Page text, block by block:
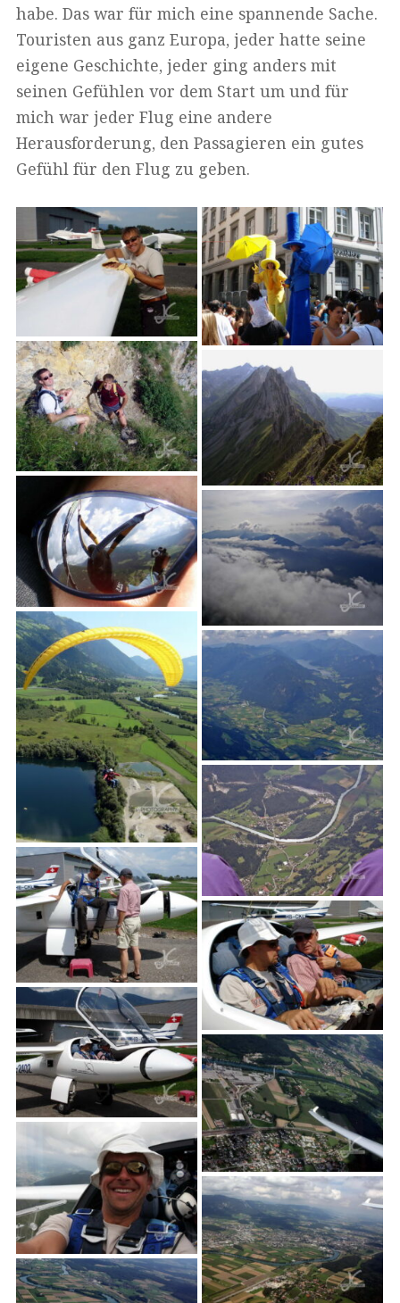
habe. Das war für mich eine spannende Sache.
Touristen aus ganz Europa, jeder hatte seine
eigene Geschichte, jeder ging anders mit
seinen Gefühlen vor dem Start um und für
mich war jeder Flug eine andere
Herausforderung, den Passagieren ein gutes
Gefühl für den Flug zu geben.